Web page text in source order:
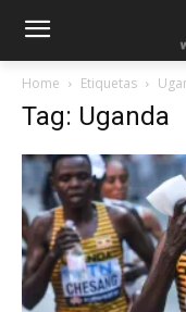
Home Etiquetas
Tag: Uganda